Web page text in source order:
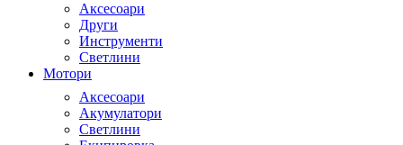
Аксесоари
Други
Инструменти
Светлини
Мотори
Аксесоари
Акумулатори
Светлини